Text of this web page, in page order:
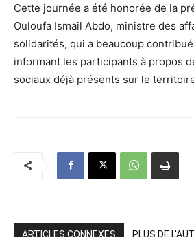
Cette journée a été honorée de la
Ouloufa Ismail Abdo, ministre des
solidarités, qui a beaucoup contribué
informant les participants à propos
sociaux déjà présents sur le
ARTICLES CONNEXES PLUS DE